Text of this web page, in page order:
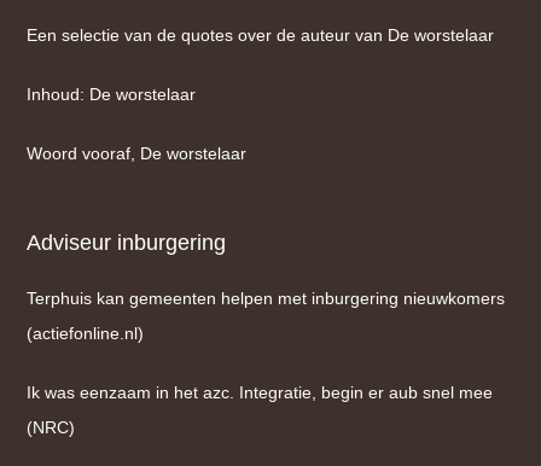
Een selectie van de quotes over de auteur van De worstelaar
Inhoud: De worstelaar
Woord vooraf, De worstelaar
Adviseur inburgering
Terphuis kan gemeenten helpen met inburgering nieuwkomers
(actiefonline.nl)
Ik was eenzaam in het azc. Integratie, begin er aub snel mee
(NRC)